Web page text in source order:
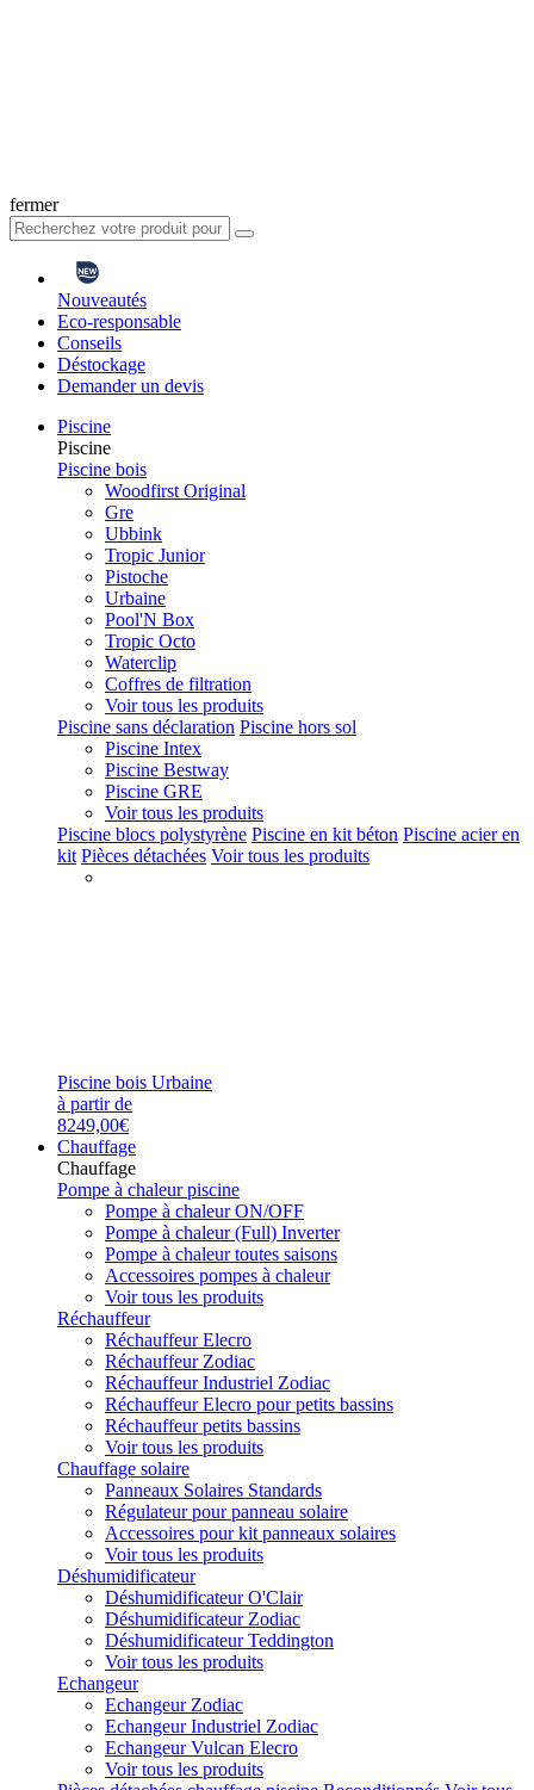
fermer
Nouveautés
Eco-responsable
Conseils
Déstockage
Demander un devis
Piscine
Piscine
Piscine bois
Woodfirst Original
Gre
Ubbink
Tropic Junior
Pistoche
Urbaine
Pool'N Box
Tropic Octo
Waterclip
Coffres de filtration
Voir tous les produits
Piscine sans déclaration Piscine hors sol
Piscine Intex
Piscine Bestway
Piscine GRE
Voir tous les produits
Piscine blocs polystyrène Piscine en kit béton Piscine acier en
kit Pièces détachées Voir tous les produits
Piscine bois Urbaine
à partir de
8249,00€
Chauffage
Chauffage
Pompe à chaleur piscine
Pompe à chaleur ON/OFF
Pompe à chaleur (Full) Inverter
Pompe à chaleur toutes saisons
Accessoires pompes à chaleur
Voir tous les produits
Réchauffeur
Réchauffeur Elecro
Réchauffeur Zodiac
Réchauffeur Industriel Zodiac
Réchauffeur Elecro pour petits bassins
Réchauffeur petits bassins
Voir tous les produits
Chauffage solaire
Panneaux Solaires Standards
Régulateur pour panneau solaire
Accessoires pour kit panneaux solaires
Voir tous les produits
Déshumidificateur
Déshumidificateur O'Clair
Déshumidificateur Zodiac
Déshumidificateur Teddington
Voir tous les produits
Echangeur
Echangeur Zodiac
Echangeur Industriel Zodiac
Echangeur Vulcan Elecro
Voir tous les produits